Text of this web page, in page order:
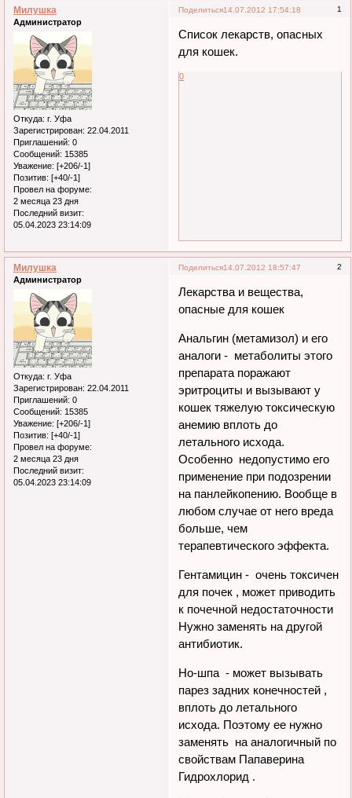
Поделиться 1
14.07.2012 17:54:18
Милушка
Администратор
Откуда: г. Уфа
Зарегистрирован: 22.04.2011
Приглашений: 0
Сообщений: 15385
Уважение: [+206/-1]
Позитив: [+40/-1]
Провел на форуме:
2 месяца 23 дня
Последний визит:
05.04.2023 23:14:09
Список лекарств, опасных
для кошек.
0
Поделиться 2
14.07.2012 18:57:47
Милушка
Администратор
Откуда: г. Уфа
Зарегистрирован: 22.04.2011
Приглашений: 0
Сообщений: 15385
Уважение: [+206/-1]
Позитив: [+40/-1]
Провел на форуме:
2 месяца 23 дня
Последний визит:
05.04.2023 23:14:09
Лекарства и вещества,
опасные для кошек
Анальгин (метамизол) и его
аналоги - метаболиты этого
препарата поражают
эритроциты и вызывают у
кошек тяжелую токсическую
анемию вплоть до
летального исхода.
Особенно недопустимо его
применение при подозрении
на панлейкопению. Вообще в
любом случае от него вреда
больше, чем
терапевтического эффекта.
Гентамицин - очень токсичен
для почек , может приводить
к почечной недостаточности
Нужно заменять на другой
антибиотик.
Но-шпа - может вызывать
парез задних конечностей ,
вплоть до летального
исхода. Поэтому ее нужно
заменять на аналогичный по
свойствам Папаверина
Гидрохлорид .